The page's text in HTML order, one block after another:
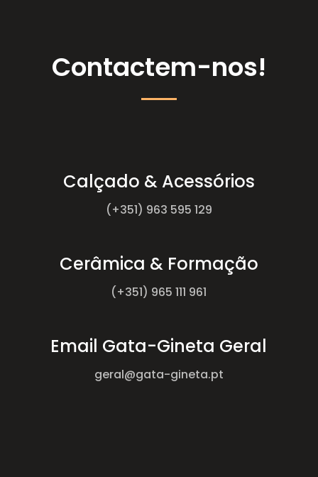
Contactem-nos!
Calçado & Acessórios
(+351) 963 595 129
Cerâmica & Formação
(+351) 965 111 961
Email Gata-Gineta Geral
geral@gata-gineta.pt